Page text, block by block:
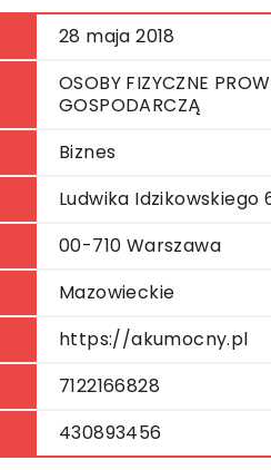
28 maja 2018
OSOBY FIZYCZNE
GOSPODARCZĄ
Biznes
Ludwika Idzikowskiego
00-710 Warszawa
Mazowieckie
https://akumocny.pl
7122166828
430893456